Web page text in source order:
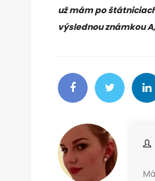
už mám po
výslednou známkou